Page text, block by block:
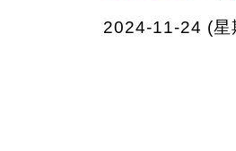
2024-11-24 (星